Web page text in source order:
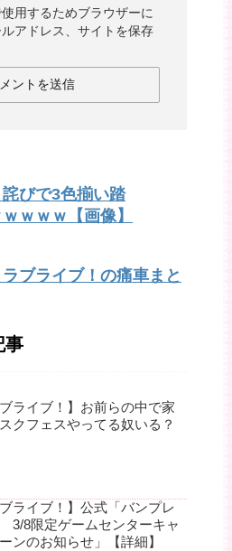
用するためブラウザーに
アドレス、サイトを保存
詫びで3色揃い踏
ｗｗｗ【画像】
ラブライブ！の痛車まと
事
ブライブ！】お前らの中で家
クフェスやってる奴いる？
ブライブ！】公式「バンプレ
3/8限定ゲームセンターキャ
ンのお知らせ」【詳細】